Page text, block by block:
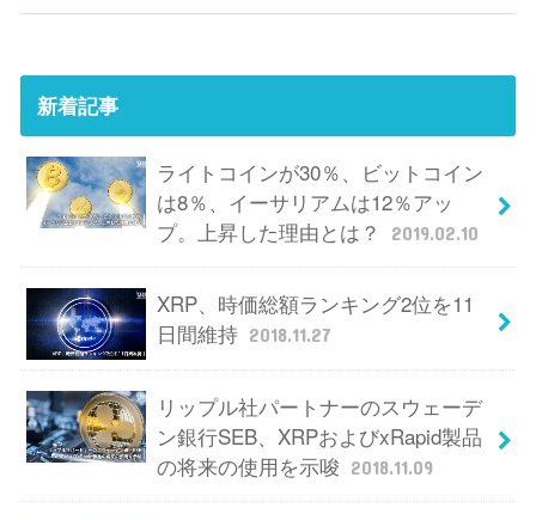
新着記事
ライトコインが30％、ビットコイン
は8％、イーサリアムは12％アッ
プ。上昇した理由とは？
2019.02.10
XRP、時価総額ランキング2位を11
日間維持 2018.11.27
リップル社パートナーのスウェーデ
ン銀行SEB、XRPおよびxRapid製品
の将来の使用を示唆
2018.11.09